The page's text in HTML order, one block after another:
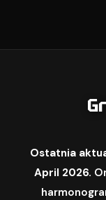
Ostatnia
April 2026.